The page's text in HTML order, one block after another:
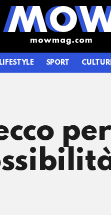
LIFESTYLE SPORT